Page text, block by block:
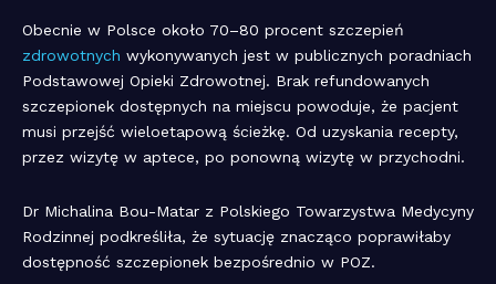
Obecnie w Polsce około 70–80 procent szczepień
zdrowotnych wykonywanych jest w publicznych poradniach
Podstawowej Opieki Zdrowotnej. Brak refundowanych
szczepionek dostępnych na miejscu powoduje, że pacjent
musi przejść wieloetapową ścieżkę. Od uzyskania recepty,
przez wizytę w aptece, po ponowną wizytę w przychodni.
Dr Michalina Bou-Matar z Polskiego Towarzystwa Medycyny
Rodzinnej podkreśliła, że sytuację znacząco poprawiłaby
dostępność szczepionek bezpośrednio w POZ.